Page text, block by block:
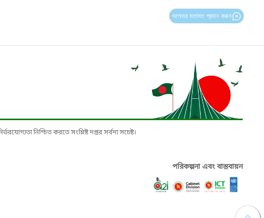
আপনার মতামত প্রদান করুন
নিশ্চিত করতে সংশ্লিষ্ট দপ্তর সর্বদা সচেষ্ট।
পরিকল্পনা এবং বাস্তবায়ন